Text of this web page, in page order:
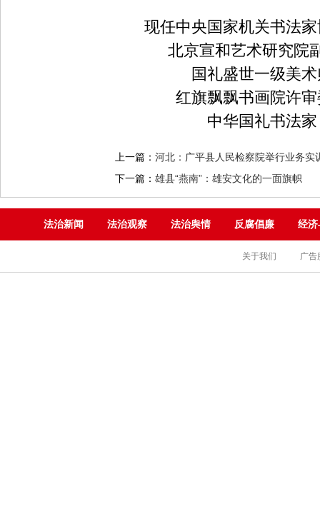
现任中央国家机关书法
北京宣和艺术研究院
国礼盛世一级美
红旗飘飘书画院许
中华国礼书法家
上一篇： 河北：广平县人民检察院举行业务实
下一篇： 雄县“燕南”：雄安文化的一面旗帜
法治新闻 法治观察 法治舆情 反腐倡廉 经
关于我们 广告